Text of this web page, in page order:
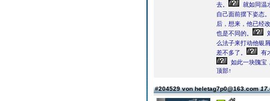
去。
就如同温
自己面前摆下姿态。
后，想来，他已经
也是不同的。
么法子来打动他银
差不多了。
有
如此一块隗宝
顶部↑
#204529 von heletag7p0@163.com